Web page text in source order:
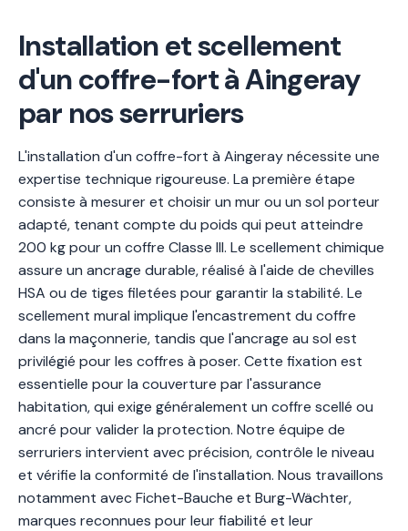
Installation et scellement
d'un coffre-fort à Aingeray
par nos serruriers
L'installation d'un coffre-fort à Aingeray nécessite une
expertise technique rigoureuse. La première étape
consiste à mesurer et choisir un mur ou un sol porteur
adapté, tenant compte du poids qui peut atteindre
200 kg pour un coffre Classe III. Le scellement chimique
assure un ancrage durable, réalisé à l'aide de chevilles
HSA ou de tiges filetées pour garantir la stabilité. Le
scellement mural implique l'encastrement du coffre
dans la maçonnerie, tandis que l'ancrage au sol est
privilégié pour les coffres à poser. Cette fixation est
essentielle pour la couverture par l'assurance
habitation, qui exige généralement un coffre scellé ou
ancré pour valider la protection. Notre équipe de
serruriers intervient avec précision, contrôle le niveau
et vérifie la conformité de l'installation. Nous travaillons
notamment avec Fichet-Bauche et Burg-Wächter,
marques reconnues pour leur fiabilité et leur